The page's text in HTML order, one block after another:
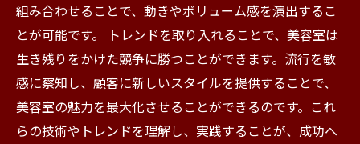
組み合わせることで、動きやボリューム感を演出するこ
とが可能です。 トレンドを取り入れることで、美容室は
生き残りをかけた競争に勝つことができます。流行を敏
感に察知し、顧客に新しいスタイルを提供することで、
美容室の魅力を最大化させることができるのです。これ
らの技術やトレンドを理解し、実践することが、成功へ